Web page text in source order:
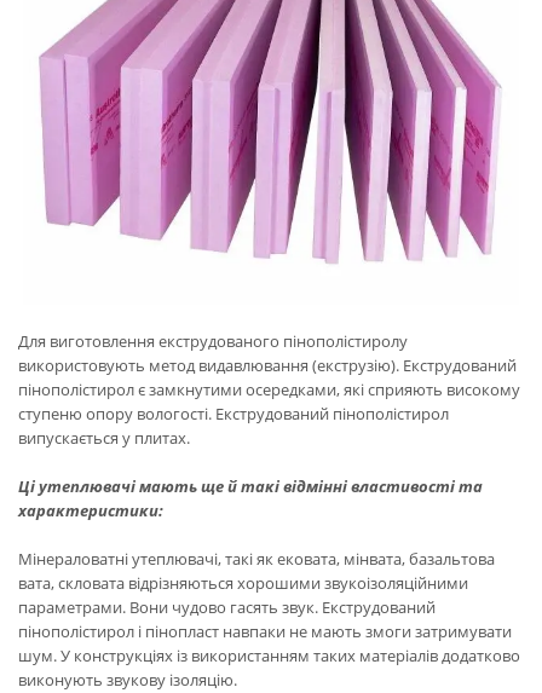
Для виготовлення екструдованого пінополістиролу
використовують метод видавлювання (екструзію). Екструдований
пінополістирол є замкнутими осередками, які сприяють високому
ступеню опору вологості. Екструдований пінополістирол
випускається у плитах.
Ці утеплювачі мають ще й такі відмінні властивості та
характеристики:
Мінераловатні утеплювачі, такі як ековата, мінвата, базальтова
вата, скловата відрізняються хорошими звукоізоляційними
параметрами. Вони чудово гасять звук. Екструдований
пінополістирол і пінопласт навпаки не мають змоги затримувати
шум. У конструкціях із використанням таких матеріалів додатково
виконують звукову ізоляцію.